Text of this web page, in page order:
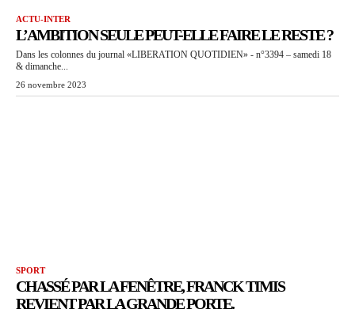
ACTU-INTER
L’AMBITION SEULE PEUT-ELLE FAIRE LE RESTE ?
Dans les colonnes du journal «LIBERATION QUOTIDIEN» - n°3394 – samedi 18
& dimanche...
26 novembre 2023
SPORT
CHASSÉ PAR LA FENÊTRE, FRANCK TIMIS
REVIENT PAR LA GRANDE PORTE.